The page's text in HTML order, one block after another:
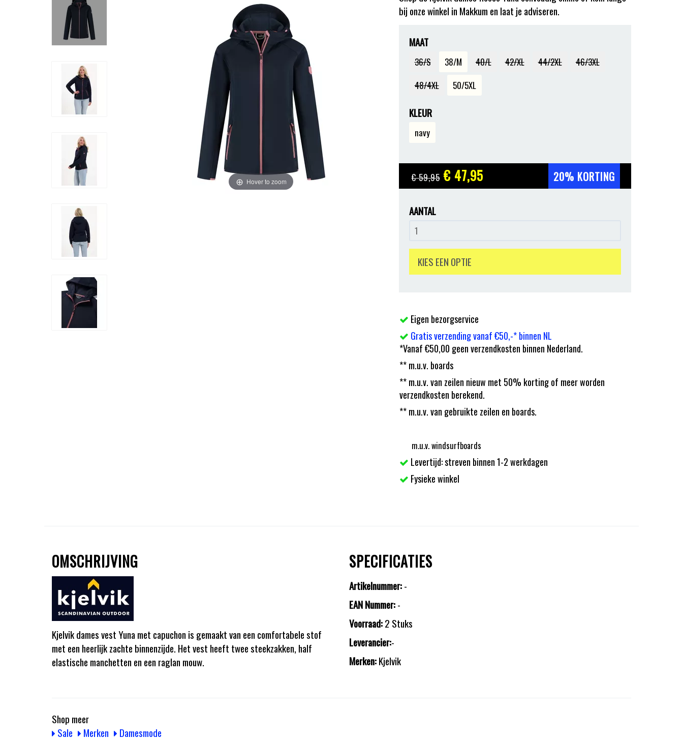
Hover to zoom
bij onze winkel in Makkum en laat je adviseren.
MAAT
36/S 38/M 40/L 42/XL 44/2XL
46/3XL
48/4XL
50/5XL
KLEUR
navy
€ 59,95€ 47,95 20% KORTING
AANTAL
KIES EEN OPTIE
Eigen bezorgservice
Gratis verzending vanaf €50,-* binnen NL
*Vanaf €50,00 geen verzendkosten binnen Nederland.
** m.u.v. boards
** m.u.v. van zeilen nieuw met 50% korting of meer worden
verzendkosten berekend.
** m.u.v. van gebruikte zeilen en boards.
m.u.v. windsurfboards
Levertijd: streven binnen 1-2 werkdagen
Fysieke winkel
OMSCHRIJVING
Kjelvik dames vest Yuna met capuchon is gemaakt van een comfortabele stof
met een heerlijk zachte binnenzijde. Het vest heeft twee steekzakken, half
elastische manchetten en een raglan mouw.
SPECIFICATIES
Artikelnummer:-
EAN Nummer:-
Voorraad:2 Stuks
Leverancier:-
Merken:Kjelvik
Shop meer
Sale
Merken Damesmode